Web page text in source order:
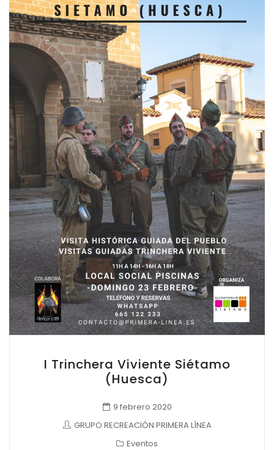
I Trinchera Viviente Siétamo
(Huesca)
9 febrero 2020
GRUPO RECREACIÓN PRIMERA LÍNEA
Eventos